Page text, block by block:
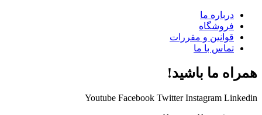
درباره ما
فروشگاه
قوانین و مقررات
تماس با ما
همراه ما باشید!
Youtube Facebook Twitter Instagram Linkedin